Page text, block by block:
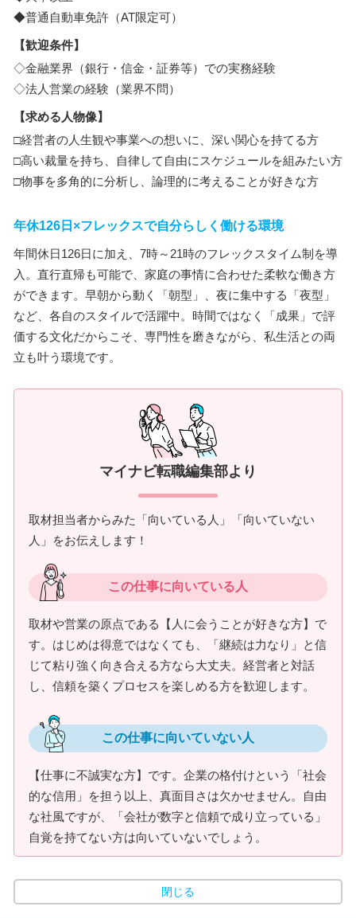
◆普通自動車免許（AT限定可）
【歓迎条件】
◇金融業界（銀行・信金・証券等）での実務経験
◇法人営業の経験（業界不問）
【求める人物像】
□経営者の人生観や事業への想いに、深い関心を持てる方
□高い裁量を持ち、自律して自由にスケジュールを組みたい方
□物事を多角的に分析し、論理的に考えることが好きな方
年休126日×フレックスで自分らしく働ける環境
年間休日126日に加え、7時～21時のフレックスタイム制を導
入。直行直帰も可能で、家庭の事情に合わせた柔軟な働き方
ができます。早朝から動く「朝型」、夜に集中する「夜型」
など、各自のスタイルで活躍中。時間ではなく「成果」で評
価する文化だからこそ、専門性を磨きながら、私生活との両
立も叶う環境です。
マイナビ転職編集部より
取材担当者からみた「向いている人」「向いていない
人」をお伝えします！
この仕事に向いている人
取材や営業の原点である【人に会うことが好きな方】で
す。はじめは得意ではなくても、「継続は力なり」と信
じて粘り強く向き合える方なら大丈夫。経営者と対話
し、信頼を築くプロセスを楽しめる方を歓迎します。
この仕事に向いていない人
【仕事に不誠実な方】です。企業の格付けという「社会
的な信用」を担う以上、真面目さは欠かせません。自由
な社風ですが、「会社が数字と信頼で成り立っている」
自覚を持てない方は向いていないでしょう。
閉じる